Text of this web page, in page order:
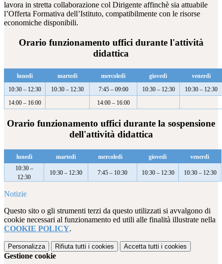
lavora in stretta collaborazione col Dirigente affinchè sia attuabile
l’Offerta Formativa dell’Istituto, compatibilmente con le risorse
economiche disponibili.
Orario funzionamento uffici durante l'attività
didattica
lunedì martedì mercoledì giovedì
venerdì
10:30 – 12:30
10:30 – 12:30 7:45 – 09:00 10:30 – 12:30
10:30 – 12:30
14:00 – 16:00
14:00 – 16:00
Orario funzionamento uffici durante la sospensione
dell'attività didattica
lunedì martedì mercoledì giovedì
venerdì
10:30 –
12:30
10:30 – 12:30 7:45 – 10:30 10:30 – 12:30 10:30 – 12:30
Notizie
Questo sito o gli strumenti terzi da questo utilizzati si avvalgono di
cookie necessari al funzionamento ed utili alle finalità illustrate nella
COOKIE POLICY.
Personalizza Rifiuta tutti i cookies Accetta tutti i cookies
Gestione cookie